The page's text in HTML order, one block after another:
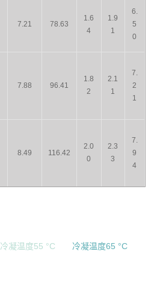
7.21 78.63
1.6
4
1.9
1
6.
5
0
7.88 96.41
1.8
2
2.1
1
7.
2
1
8.49 116.42
2.0
0
2.3
3
7.
9
4
冷凝温度55 °C 冷凝温度65 °C